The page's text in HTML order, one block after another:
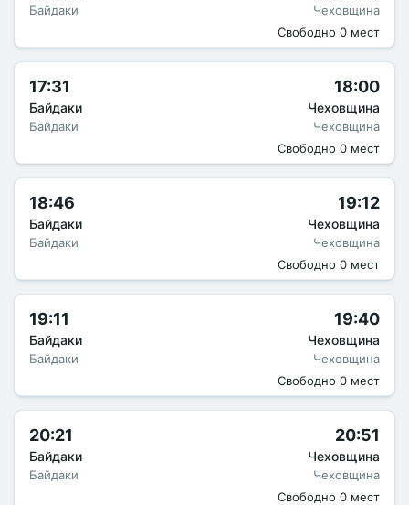
Байдаки
Чеховщина
Свободно 0 мест
17:31
Байдаки
Байдаки
18:00
Чеховщина
Чеховщина
Свободно 0 мест
18:46
Байдаки
Байдаки
19:12
Чеховщина
Чеховщина
Свободно 0 мест
19:11
Байдаки
Байдаки
19:40
Чеховщина
Чеховщина
Свободно 0 мест
20:21
Байдаки
Байдаки
20:51
Чеховщина
Чеховщина
Свободно 0 мест